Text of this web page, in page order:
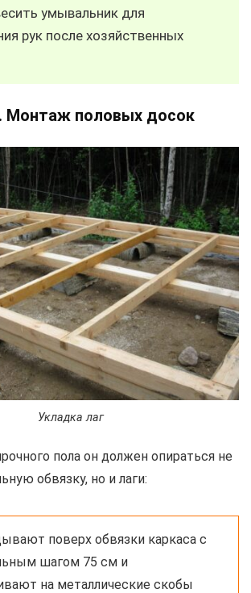
умывальник для
рук после хозяйственных
Монтаж половых досок
Укладка лаг
пола он должен опираться не
обвязку, но и лаги:
поверх обвязки каркаса с
шагом 75 см и
на металлические скобы